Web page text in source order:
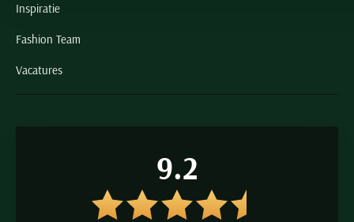
Inspiratie
Fashion Team
Vacatures
9.2